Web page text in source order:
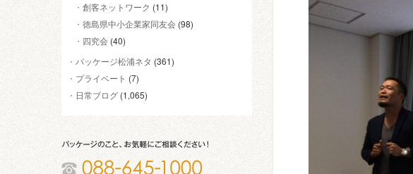
創客ネットワーク (11)
徳島県中小企業家同友会 (98)
四究会 (40)
パッケージ松浦ネタ (361)
プライベート (7)
日常ブログ (1,065)